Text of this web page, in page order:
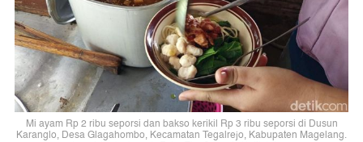
Mi ayam Rp 2 ribu seporsi dan bakso kerikil Rp 3 ribu seporsi di Dusun
Karanglo, Desa Glagahombo, Kecamatan Tegalrejo, Kabupaten Magelang.